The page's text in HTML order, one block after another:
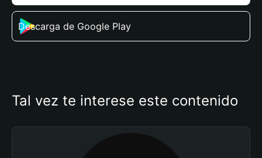
Descarga de Google Play
Tal vez te interese este contenido